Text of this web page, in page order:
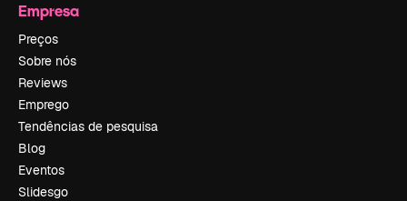
Empresa
Preços
Sobre nós
Reviews
Emprego
Tendências de pesquisa
Blog
Eventos
Slidesgo